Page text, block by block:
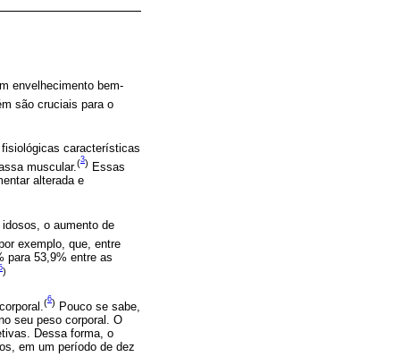
envelhecimento bem-
são cruciais para o
características
muscular.(3) Essas
alterada e
o aumento de
exemplo, que, entre
para 53,9% entre as
)
(6) Pouco se sabe,
seu peso corporal. O
Dessa forma, o
em um período de dez